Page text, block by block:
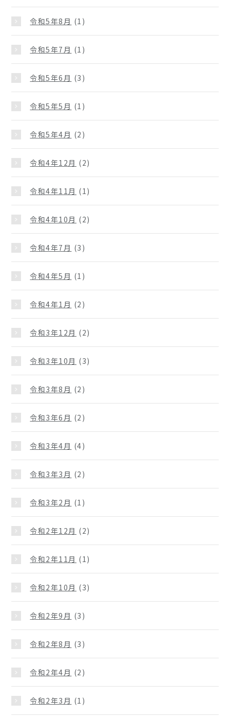
令和5年8月 (1)
令和5年7月 (1)
令和5年6月 (3)
令和5年5月 (1)
令和5年4月 (2)
令和4年12月 (2)
令和4年11月 (1)
令和4年10月 (2)
令和4年7月 (3)
令和4年5月 (1)
令和4年1月 (2)
令和3年12月 (2)
令和3年10月 (3)
令和3年8月 (2)
令和3年6月 (2)
令和3年4月 (4)
令和3年3月 (2)
令和3年2月 (1)
令和2年12月 (2)
令和2年11月 (1)
令和2年10月 (3)
令和2年9月 (3)
令和2年8月 (3)
令和2年4月 (2)
令和2年3月 (1)